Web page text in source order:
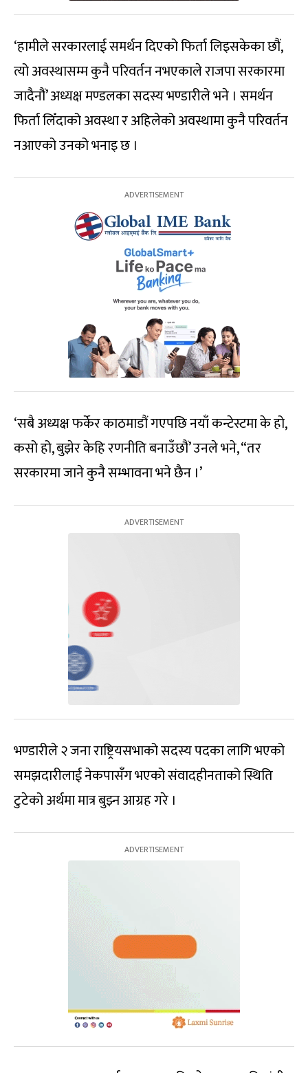
‘हामीले सरकारलाई समर्थन दिएको फिर्ता लिइसकेका छौं,
त्यो अवस्थासम्म कुनै परिवर्तन नभएकाले राजपा सरकारमा
जादैनौं’ अध्यक्ष मण्डलका सदस्य भण्डारीले भने । समर्थन
फिर्ता लिँदाको अवस्था र अहिलेको अवस्थामा कुनै परिवर्तन
नआएको उनको भनाइ छ ।
‘सबै अध्यक्ष फर्केर काठमाडौं गएपछि नयाँ कन्टेस्टमा के हो,
कसो हो, बुझेर केहि रणनीति बनाउँछौं’ उनले भने, “तर
सरकारमा जाने कुनै सम्भावना भने छैन ।’
भण्डारीले २ जना राष्ट्रियसभाको सदस्य पदका लागि भएको
समझदारीलाई नेकपासँग भएको संवादहीनताको स्थिति
टुटेको अर्थमा मात्र बुझ्न आग्रह गरे ।